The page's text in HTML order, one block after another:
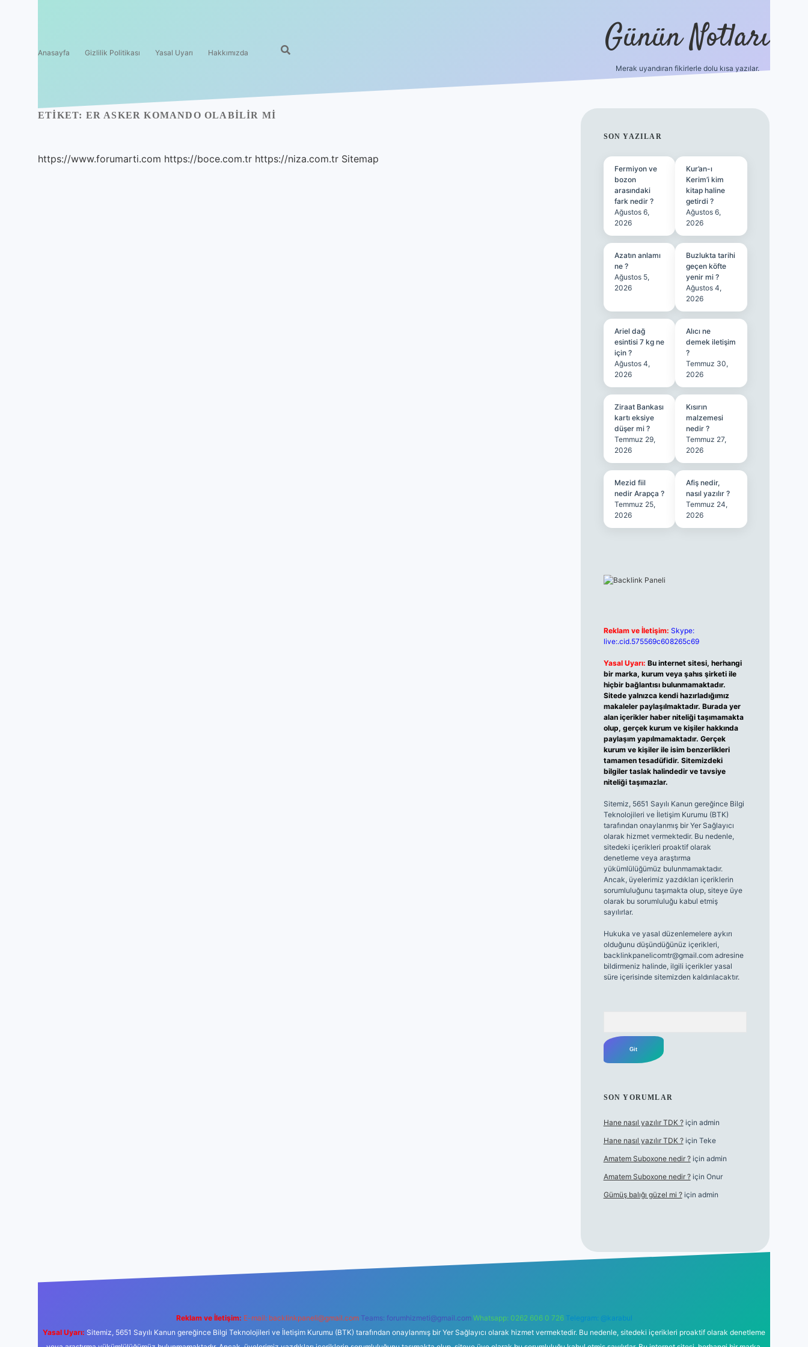
Anasayfa Gizlilik Politikası Yasal Uyarı Hakkımızda Günün Notları
Merak uyandıran fikirlerle dolu kısa yazılar.
ETIKET: ER ASKER KOMANDO OLABILIR MI
https://www.forumarti.com https://boce.com.tr https://niza.com.tr Sitemap
SIDEBAR
SON YAZILAR
Fermiyon ve
bozon
arasındaki
fark nedir ?
Ağustos 6,
2026
Kur’an-ı
Kerim’i kim
kitap haline
getirdi ?
Ağustos 6,
2026
Azatın anlamı
ne ?
Ağustos 5,
2026
Buzlukta tarihi
geçen köfte
yenir mi ?
Ağustos 4,
2026
Ariel dağ
esintisi 7 kg ne
için ?
Ağustos 4,
2026
Alıcı ne
demek iletişim
?
Temmuz 30,
2026
Ziraat Bankası
kartı eksiye
düşer mi ?
Temmuz 29,
2026
Kısırın
malzemesi
nedir ?
Temmuz 27,
2026
Mezid fiil
nedir Arapça ?
Temmuz 25,
2026
Afiş nedir,
nasıl yazılır ?
Temmuz 24,
2026
Reklam ve İletişim: Skype:
live:.cid.575569c608265c69
Yasal Uyarı: Bu internet sitesi, herhangi
bir marka, kurum veya şahıs şirketi ile
hiçbir bağlantısı bulunmamaktadır.
Sitede yalnızca kendi hazırladığımız
makaleler paylaşılmaktadır. Burada yer
alan içerikler haber niteliği taşımamakta
olup, gerçek kurum ve kişiler hakkında
paylaşım yapılmamaktadır. Gerçek
kurum ve kişiler ile isim benzerlikleri
tamamen tesadüfidir. Sitemizdeki
bilgiler taslak halindedir ve tavsiye
niteliği taşımazlar.
Sitemiz, 5651 Sayılı Kanun gereğince Bilgi
Teknolojileri ve İletişim Kurumu (BTK)
tarafından onaylanmış bir Yer Sağlayıcı
olarak hizmet vermektedir. Bu nedenle,
sitedeki içerikleri proaktif olarak
denetleme veya araştırma
yükümlülüğümüz bulunmamaktadır.
Ancak, üyelerimiz yazdıkları içeriklerin
sorumluluğunu taşımakta olup, siteye üye
olarak bu sorumluluğu kabul etmiş
sayılırlar.
Hukuka ve yasal düzenlemelere aykırı
olduğunu düşündüğünüz içerikleri,
backlinkpanelicomtr@gmail.comadresine
bildirmeniz halinde, ilgili içerikler yasal
süre içerisinde sitemizden kaldırılacaktır.
SON YORUMLAR
Hane nasıl yazılır TDK ?için admin
Hane nasıl yazılır TDK ?için Teke
Amatem Suboxone nedir ?için admin
Amatem Suboxone nedir ?için Onur
Gümüş balığı güzel mi ?için admin
https://
Reklam ve İletişim: E-mail: backlinkpaneli@gmail.com Teams: forumhizmeti@gmail.com Whatsapp: 0262 606 0 726 Telegram: @karabul
Yasal Uyarı: Sitemiz, 5651 Sayılı Kanun gereğince Bilgi Teknolojileri ve İletişim Kurumu (BTK) tarafından onaylanmış bir Yer Sağlayıcı olarak hizmet vermektedir. Bu nedenle, sitedeki içerikleri proaktif olarak denetleme